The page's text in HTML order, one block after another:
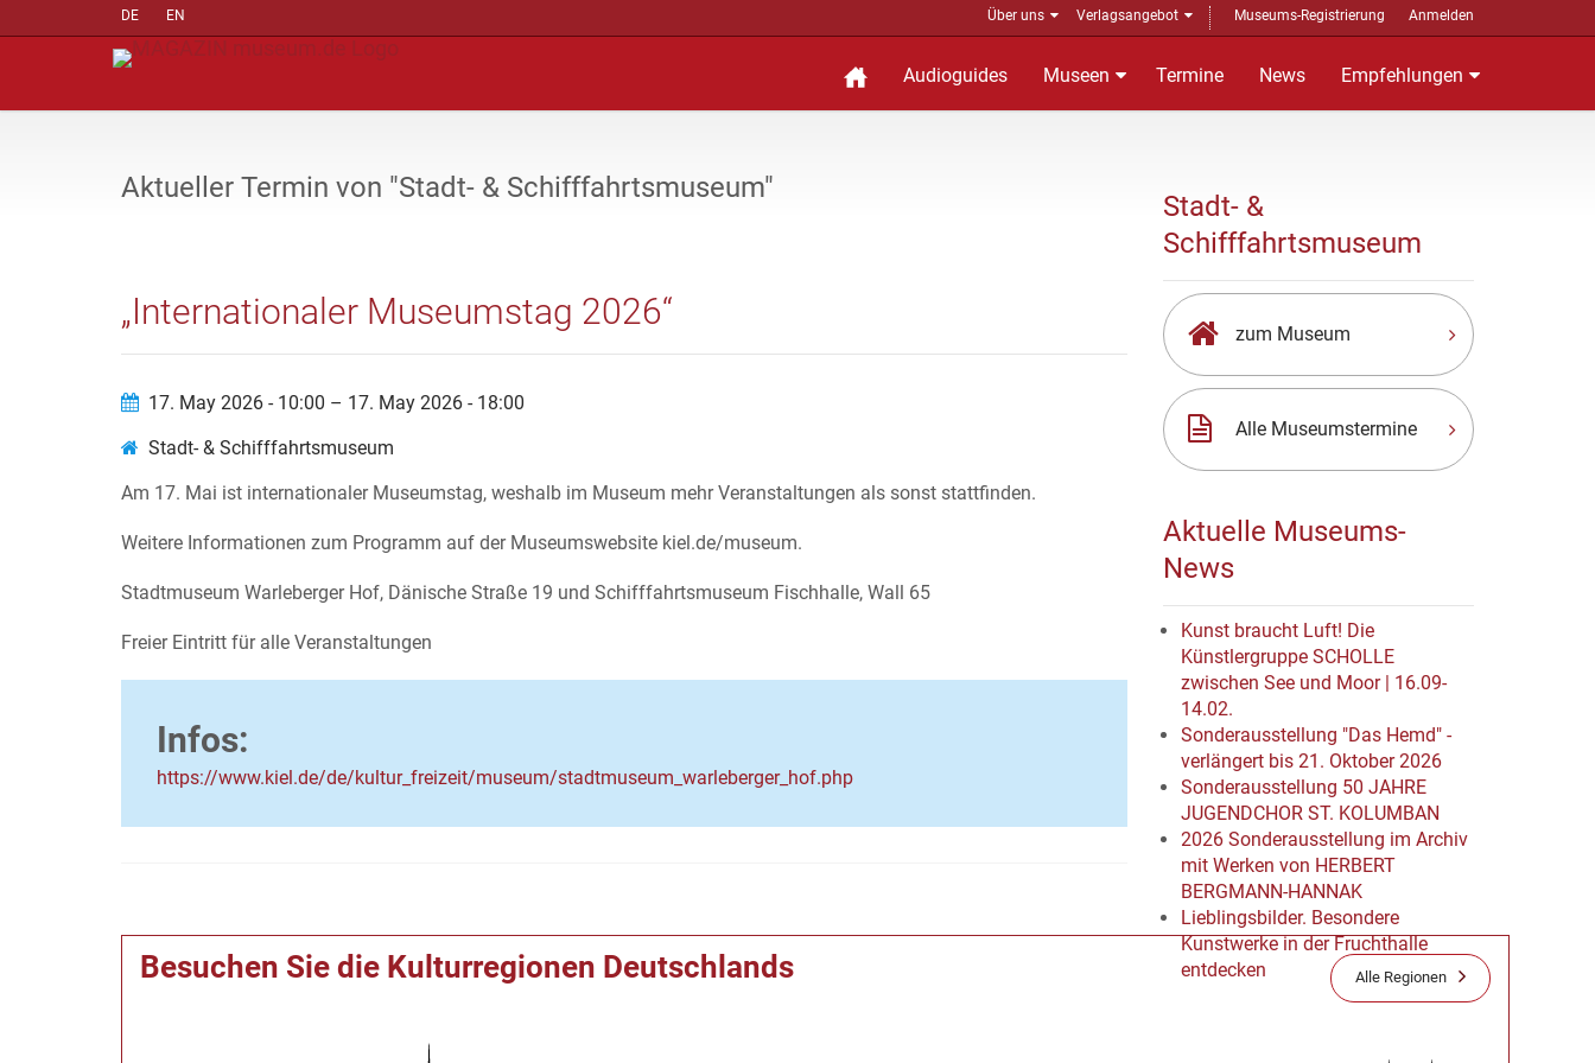
DE EN Über uns Verlagsangebot Museums-Registrierung Anmelden
Audioguides Museen Termine News Empfehlungen
Aktueller Termin von "Stadt- & Schifffahrtsmuseum"
„Internationaler Museumstag 2026“
17. May 2026 - 10:00 – 17. May 2026 - 18:00
Stadt- & Schifffahrtsmuseum
Am 17. Mai ist internationaler Museumstag, weshalb im Museum mehr Veranstaltungen als sonst stattfinden.
Weitere Informationen zum Programm auf der Museumswebsite kiel.de/museum.
Stadtmuseum Warleberger Hof, Dänische Straße 19 und Schifffahrtsmuseum Fischhalle, Wall 65
Freier Eintritt für alle Veranstaltungen
Infos:
https://www.kiel.de/de/kultur_freizeit/museum/stadtmuseum_warleberger_hof.php
Besuchen Sie die Kulturregionen Deutschlands Alle Regionen
Stadt- &
Schifffahrtsmuseum
zum Museum
Alle Museumstermine
Aktuelle Museums-
News
Kunst braucht Luft! Die
Künstlergruppe SCHOLLE
zwischen See und Moor | 16.09-
14.02.
Sonderausstellung "Das Hemd" -
verlängert bis 21. Oktober 2026
Sonderausstellung 50 JAHRE
JUGENDCHOR ST. KOLUMBAN
2026 Sonderausstellung im Archiv
mit Werken von HERBERT
BERGMANN-HANNAK
Lieblingsbilder. Besondere
Kunstwerke in der Fruchthalle
entdecken